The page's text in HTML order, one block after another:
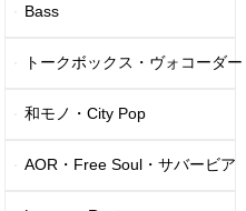
Bass
トークボックス・ヴォコーダー
和モノ・City Pop
AOR・Free Soul・サバービア